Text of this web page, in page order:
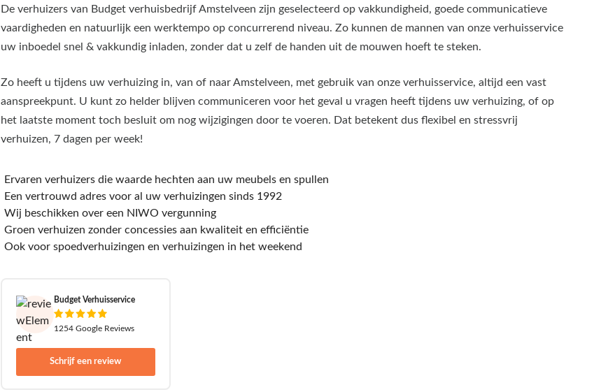
De verhuizers van Budget verhuisbedrijf Amstelveen zijn geselecteerd op vakkundigheid, goede communicatieve
vaardigheden en natuurlijk een werktempo op concurrerend niveau. Zo kunnen de mannen van onze verhuisservice
uw inboedel snel & vakkundig inladen, zonder dat u zelf de handen uit de mouwen hoeft te steken.
Zo heeft u tijdens uw verhuizing in, van of naar Amstelveen, met gebruik van onze verhuisservice, altijd een vast
aanspreekpunt. U kunt zo helder blijven communiceren voor het geval u vragen heeft tijdens uw verhuizing, of op
het laatste moment toch besluit om nog wijzigingen door te voeren. Dat betekent dus flexibel en stressvrij
verhuizen, 7 dagen per week!
Ervaren verhuizers die waarde hechten aan uw meubels en spullen
Een vertrouwd adres voor al uw verhuizingen sinds 1992
Wij beschikken over een NIWO vergunning
Groen verhuizen zonder concessies aan kwaliteit en efficiëntie
Ook voor spoedverhuizingen en verhuizingen in het weekend
Budget Verhuisservice
1254 Google Reviews
Schrijf een review